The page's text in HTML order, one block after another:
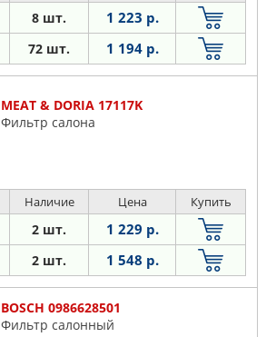
8 шт. 1 223 р.
72 шт. 1 194 р.
MEAT & DORIA 17117K
Фильтр салона
Наличие Цена Купить
2 шт. 1 229 р.
2 шт. 1 548 р.
BOSCH 0986628501
Фильтр салонный